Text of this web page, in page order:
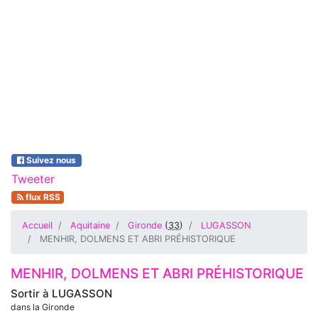
Suivez nous
Tweeter
flux RSS
Accueil Aquitaine Gironde (33)
LUGASSON
MENHIR, DOLMENS ET ABRI PRÉHISTORIQUE
Sortir à LUGASSON
dans la Gironde
MENHIR, DOLMENS ET ABRI PRÉHISTORIQUE